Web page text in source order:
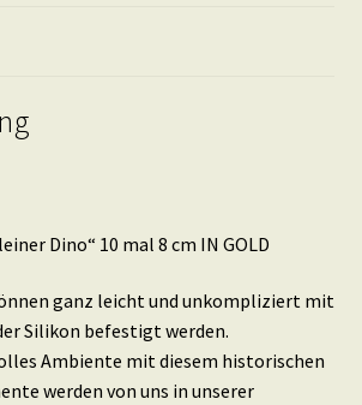
Dino“ 10 mal 8 cm IN GOLD
ganz leicht und unkompliziert mit
Silikon befestigt werden.
Ambiente mit diesem historischen
werden von uns in unserer